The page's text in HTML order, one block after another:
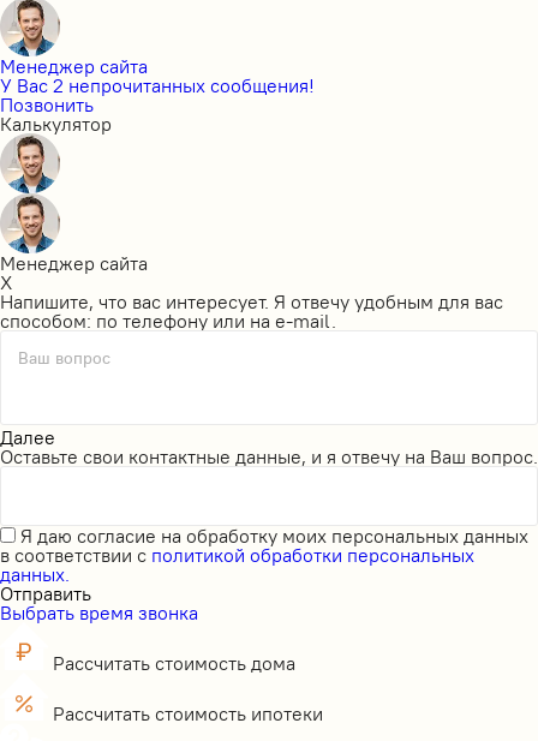
Менеджер сайта
У Вас 2 непрочитанных сообщения!
Позвонить
Калькулятор
Менеджер сайта
X
Напишите, что вас интересует. Я отвечу удобным для вас
способом: по телефону или на e-mail.
Ваш вопрос
Далее
Оставьте свои контактные данные, и я отвечу на Ваш вопрос.
Я даю согласие на обработку моих персональных данных
в соответствии с политикой обработки персональных
данных.
Отправить
Выбрать время звонка
Рассчитать стоимость дома
Рассчитать стоимость ипотеки